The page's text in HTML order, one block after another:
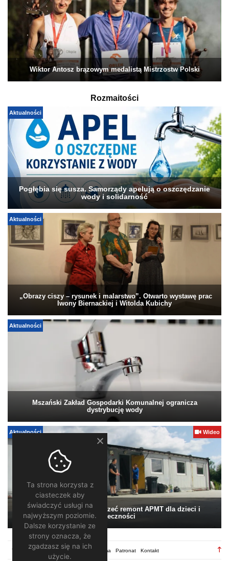
Wiktor Antosz brązowym medalistą Mistrzostw Polski
Rozmaitości
Aktualności
Pogłębia się susza. Samorządy apelują o oszczędzanie
wody i solidarność
Aktualności
„Obrazy ciszy – rysunek i malarstwo”. Otwarto wystawę prac
Iwony Biernackiej i Witolda Kubichy
Aktualności
Mszański Zakład Gospodarki Komunalnej ogranicza
dystrybucję wody
Aktualności Wideo
Pomagamy. Warto wesprzeć remont APMT dla dzieci i
społeczności
Regulamin Redakcja Reklama Patronat Kontakt
Ta strona korzysta z
ciasteczek aby
świadczyć usługi na
najwyższym poziomie.
Dalsze korzystanie ze
strony oznacza, że
zgadzasz się na ich
użycie.